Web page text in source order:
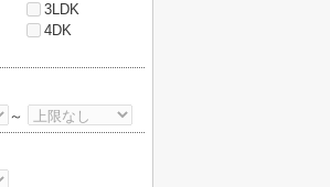
3LDK
4DK
～